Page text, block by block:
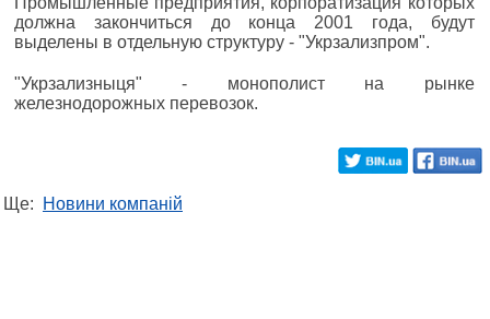
должна закончиться до конца 2001 года, будут
выделены в отдельную структуру - "Укрзализпром".
"Укрзализныця" - монополист на рынке
железнодорожных перевозок.
Ще: Новини компаній